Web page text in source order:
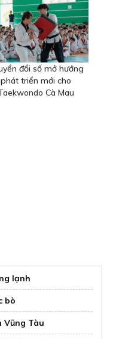
đổi số mở hướng
phát triển mới cho
Cà Mau
lạnh
bò
Vũng Tàu